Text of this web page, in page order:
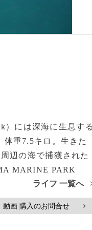
）には深海に生息す
重7.5キロ。生きた
辺の海で捕獲された
MARINE PARK
ライフ 一覧へ
動画 購入のお問合せ >